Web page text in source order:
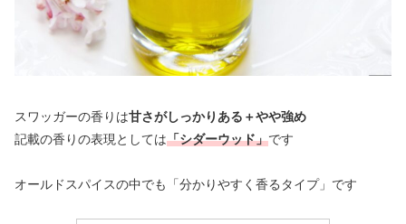
スワッガーの香りは甘さがしっかりある＋やや強め
記載の香りの表現としては「シダーウッド」です
オールドスパイスの中でも「分かりやすく香るタイプ」です